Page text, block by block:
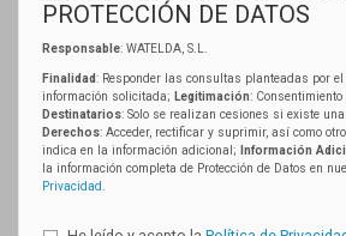
PROTECCIÓN DE DATOS
Responsable: WATELDA, S.L.
Finalidad: Responder las consultas planteadas por
información solicitada; Legitimación:
Destinatarios: Solo se realizan cesiones si existe
Derechos: Acceder, rectificar y suprimir, así como
indica en la información adicional;
Información
la información completa de Protección de Datos en
Privacidad